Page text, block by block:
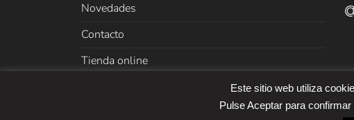
Novedades
Contacto
Tienda online
Este sitio web utiliza
Pulse Aceptar para